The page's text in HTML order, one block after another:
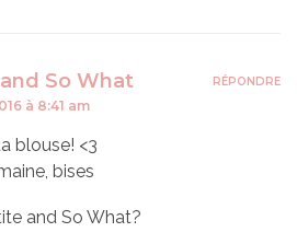
So What
à 8:41 am
blouse! <3
bises
and So What?
RÉPONDRE